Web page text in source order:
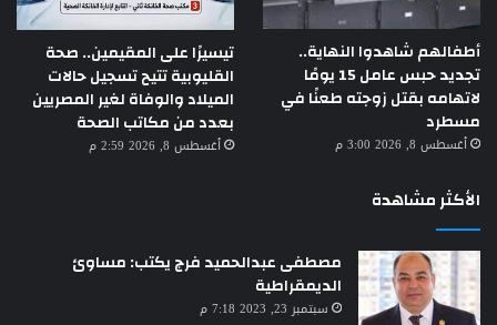
أطفالهم شاهدوا النهاية..
تجديد حبس عامل 15 يومًا
لاتهامه بقتل زوجته طعنًا في
مسطرد
أغسطس 8, 2026 3:00 م
تيسيرًا على المقيمين.. صحة
القليوبية تتيح تسجيل حالات
الميلاد والوفاة لغير المصريين
بعدد من مكاتب الصحة
أغسطس 8, 2026 2:59 م
الأكثر مشاهدة
مصطفى عبدالحميد فرج يكتب: مساوئ
الديمقراطية
سبتمبر 23, 2023 7:18 م